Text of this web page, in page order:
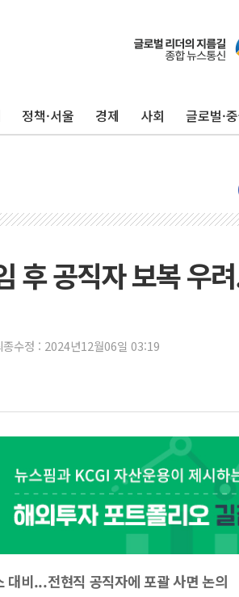
정책·서울 경제 사회 글로벌·
후 공직자 보복 우
종수정 : 2024년12월06일 03:19
대비...전현직 공직자에 포괄 사면 논의